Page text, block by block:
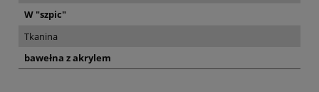
W "szpic"
Tkanina
bawełna z akrylem